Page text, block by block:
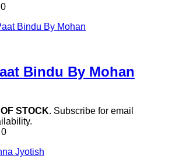
0
Bindu By Mohan
STOCK. Subscribe for email
0